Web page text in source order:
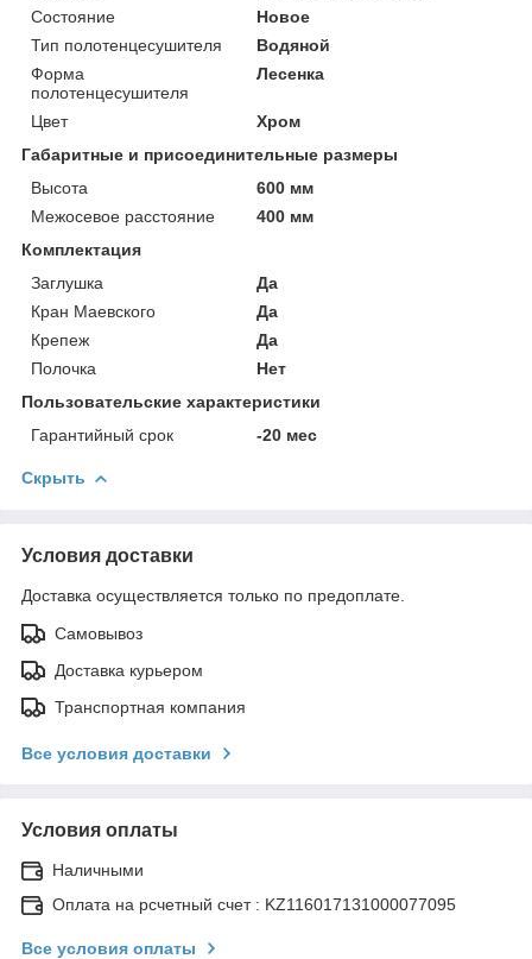
Состояние
Новое
Тип полотенцесушителя
Водяной
Форма
полотенцесушителя
Лесенка
Цвет
Хром
Габаритные и присоединительные размеры
Высота
600 мм
Межосевое расстояние
400 мм
Комплектация
Заглушка
Да
Кран Маевского
Да
Крепеж
Да
Полочка
Нет
Пользовательские характеристики
Гарантийный срок
-20 мес
Скрыть
Условия доставки
Доставка осуществляется только по предоплате.
Самовывоз
Доставка курьером
Транспортная компания
Все условия доставки
Условия оплаты
Наличными
Оплата на рсчетный счет : KZ116017131000077095
Все условия оплаты